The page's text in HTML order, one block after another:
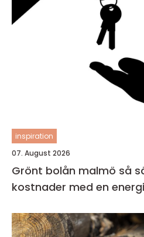
inspiration
07. August 2026
Grönt bolån malmö så sänker du dina
kostnader med en